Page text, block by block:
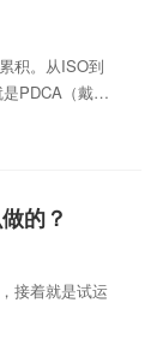
积。从ISO到
PDCA（戴明
用的一套思维
的？
接着就是试运